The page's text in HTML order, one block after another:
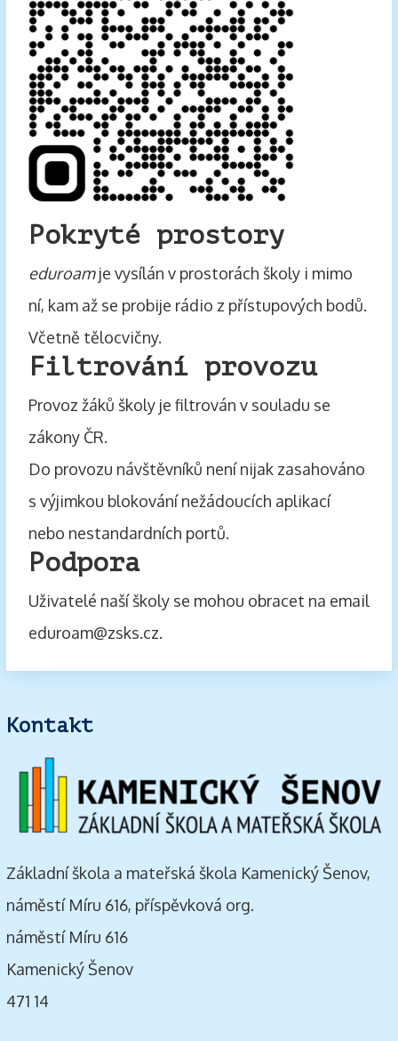
Pokryté prostory
eduroamje vysílán v prostorách školy i mimo
ní, kam až se probije rádio z přístupových bodů.
Včetně tělocvičny.
Filtrování provozu
Provoz žáků školy je filtrován v souladu se
zákony ČR.
Do provozu návštěvníků není nijak zasahováno
s výjimkou blokování nežádoucích aplikací
nebo nestandardních portů.
Podpora
Uživatelé naší školy se mohou obracet na email
eduroam@zsks.cz.
Kontakt
Základní škola a mateřská škola Kamenický Šenov,
náměstí Míru 616, příspěvková org.
náměstí Míru 616
Kamenický Šenov
471 14